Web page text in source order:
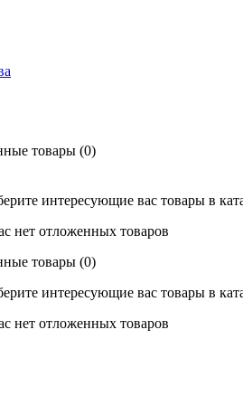
товары (0)
интересующие вас товары в
нет отложенных товаров
товары (0)
интересующие вас товары в
нет отложенных товаров